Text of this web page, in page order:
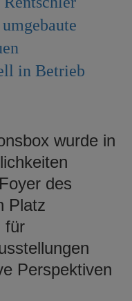
in Betrieb
wurde in
des
Platz
für
Perspektiven